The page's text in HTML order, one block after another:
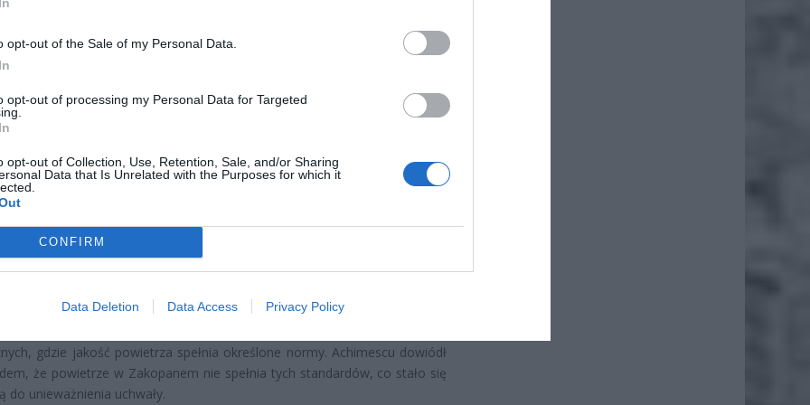
opt-out of the Sale of my Personal Data.
opt-out of processing my Personal Data for Targeted
opt-out of Collection, Use, Retention, Sale, and/or Sharing
Data that Is Unrelated with the Purposes for which it
CONFIRM
Data Deletion Data Access Privacy Policy
ad
KONTRA OPŁATY – SPÓR O
UCHWAŁY
zainicjował Bogdan Achimescu, profesor krakowskiej Akademii Sztuk
który od lat kwestionuje zasadność pobierania opłat miejscowych przez
określonych w przepisach dotyczących opłat miejscowych. Zgodnie z
gdzie jakość powietrza spełnia określone normy. Achimescu dowiódł
że powietrze w Zakopanem nie spełnia tych standardów, co stało się
do unieważnienia uchwały.